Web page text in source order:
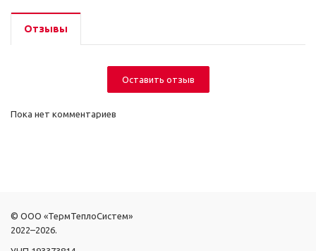
Отзывы
Оставить отзыв
Пока нет комментариев
© ООО «ТермТеплоСистем»
2022–2026.